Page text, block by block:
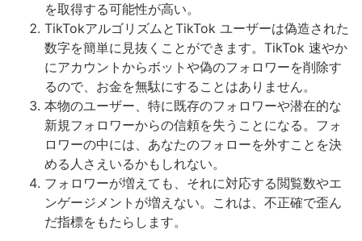
を取得する可能性が高い。
TikTokアルゴリズムとTikTok ユーザーは偽造された
数字を簡単に見抜くことができます。TikTok 速やか
にアカウントからボットや偽のフォロワーを削除す
るので、お金を無駄にすることはありません。
本物のユーザー、特に既存のフォロワーや潜在的な
新規フォロワーからの信頼を失うことになる。フォ
ロワーの中には、あなたのフォローを外すことを決
める人さえいるかもしれない。
フォロワーが増えても、それに対応する閲覧数やエ
ンゲージメントが増えない。これは、不正確で歪ん
だ指標をもたらします。